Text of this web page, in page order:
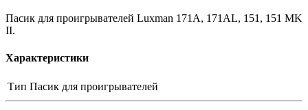
Пасик для проигрывателей Luxman 171A, 171AL, 151, 151 MK
II.
Характеристики
Тип Пасик для проигрывателей